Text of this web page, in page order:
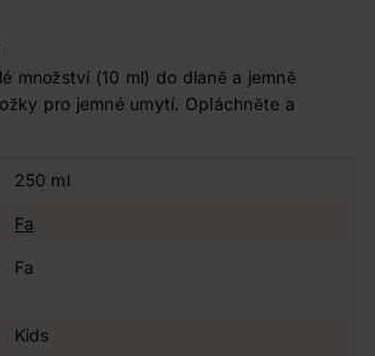
množství (10 ml) do dlaně a jemně
pro jemné umytí. Opláchněte a
250 ml
Fa
Fa
Kids